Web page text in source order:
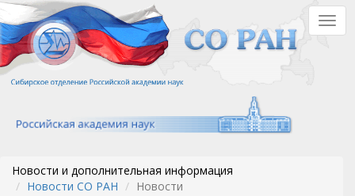
Перейти
к
основному
содержанию
Новости и дополнительная информация
Новости СО РАН
Новости